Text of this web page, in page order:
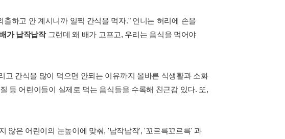
하고 안 계시니까 일찍 간식을 먹자." 언니는 허리에 손을
가 납작납작그런데 왜 배가 고프고, 우리는 음식을 먹어야
간식을 많이 먹으면 안되는 이유까지 올바른 식생활과 소화
등 어린이들이 실제로 먹는 음식들을 수록해 친근감 있다. 또,
않은 어린이의 눈높이에 맞춰, '납작납작', '꼬르륵꼬르륵' 과